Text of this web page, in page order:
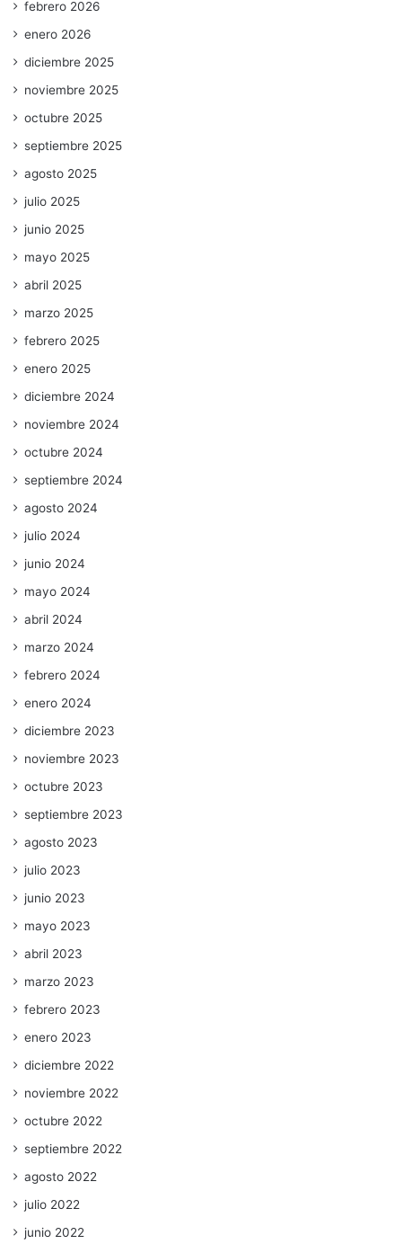
febrero 2026
enero 2026
diciembre 2025
noviembre 2025
octubre 2025
septiembre 2025
agosto 2025
julio 2025
junio 2025
mayo 2025
abril 2025
marzo 2025
febrero 2025
enero 2025
diciembre 2024
noviembre 2024
octubre 2024
septiembre 2024
agosto 2024
julio 2024
junio 2024
mayo 2024
abril 2024
marzo 2024
febrero 2024
enero 2024
diciembre 2023
noviembre 2023
octubre 2023
septiembre 2023
agosto 2023
julio 2023
junio 2023
mayo 2023
abril 2023
marzo 2023
febrero 2023
enero 2023
diciembre 2022
noviembre 2022
octubre 2022
septiembre 2022
agosto 2022
julio 2022
junio 2022